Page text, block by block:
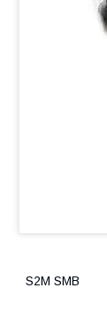
S2M SMB